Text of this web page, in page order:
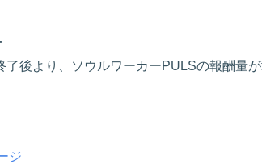
後より、ソウルワーカーPULSの報酬量が
ジ